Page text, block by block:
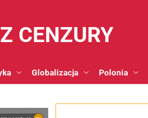
CENZURY
Globalizacja Polonia